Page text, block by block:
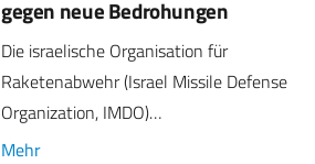
gegen neue Bedrohungen
Die israelische Organisation für
Raketenabwehr (Israel Missile Defense
Organization, IMDO)…
Mehr